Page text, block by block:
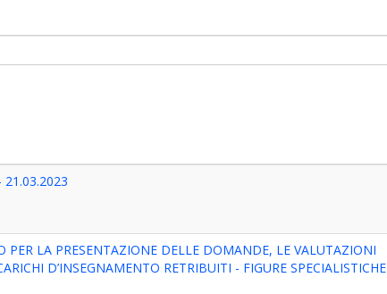
21.03.2023
LA PRESENTAZIONE DELLE DOMANDE, LE VALUTAZIONI
D’INSEGNAMENTO RETRIBUITI - FIGURE SPECIALISTICHE